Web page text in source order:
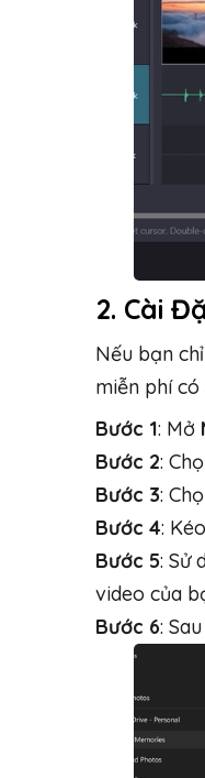
2. Cài
Nếu bạn
miễn phí có
Bước 1: Mở
Bước 2:
Bước 3:
Bước 4:
Bước 5: Sử
video của
Bước 6: